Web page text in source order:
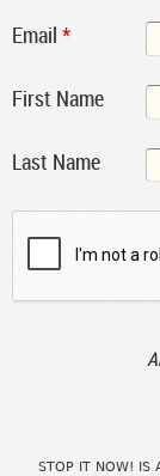
Email *
First Name
Last Name
STOP IT NOW! IS